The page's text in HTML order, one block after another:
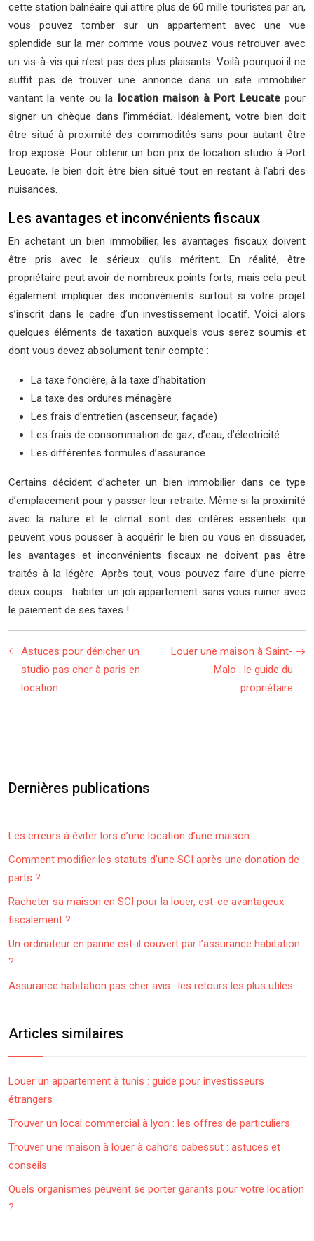
cette station balnéaire qui attire plus de 60 mille touristes par an,
vous pouvez tomber sur un appartement avec une vue
splendide sur la mer comme vous pouvez vous retrouver avec
un vis-à-vis qui n’est pas des plus plaisants. Voilà pourquoi il ne
suffit pas de trouver une annonce dans un site immobilier
vantant la vente ou la location maison à Port Leucatepour
signer un chèque dans l’immédiat. Idéalement, votre bien doit
être situé à proximité des commodités sans pour autant être
trop exposé. Pour obtenir un bon prix de location studio à Port
Leucate, le bien doit être bien situé tout en restant à l’abri des
nuisances.
Les avantages et inconvénients fiscaux
En achetant un bien immobilier, les avantages fiscaux doivent
être pris avec le sérieux qu’ils méritent. En réalité, être
propriétaire peut avoir de nombreux points forts, mais cela peut
également impliquer des inconvénients surtout si votre projet
s’inscrit dans le cadre d’un investissement locatif. Voici alors
quelques éléments de taxation auxquels vous serez soumis et
dont vous devez absolument tenir compte :
La taxe foncière, à la taxe d’habitation
La taxe des ordures ménagère
Les frais d’entretien (ascenseur, façade)
Les frais de consommation de gaz, d’eau, d’électricité
Les différentes formules d’assurance
Certains décident d’acheter un bien immobilier dans ce type
d’emplacement pour y passer leur retraite. Même si la proximité
avec la nature et le climat sont des critères essentiels qui
peuvent vous pousser à acquérir le bien ou vous en dissuader,
les avantages et inconvénients fiscaux ne doivent pas être
traités à la légère. Après tout, vous pouvez faire d’une pierre
deux coups : habiter un joli appartement sans vous ruiner avec
le paiement de ses taxes !
Astuces pour dénicher un
studio pas cher à paris en
location
Louer une maison à Saint-
Malo : le guide du
propriétaire
Dernières publications
Les erreurs à éviter lors d’une location d’une maison
Comment modifier les statuts d’une SCI après une donation de
parts ?
Racheter sa maison en SCI pour la louer, est-ce avantageux
fiscalement ?
Un ordinateur en panne est-il couvert par l’assurance habitation
?
Assurance habitation pas cher avis : les retours les plus utiles
Articles similaires
Louer un appartement à tunis : guide pour investisseurs
étrangers
Trouver un local commercial à lyon : les offres de particuliers
Trouver une maison à louer à cahors cabessut : astuces et
conseils
Quels organismes peuvent se porter garants pour votre location
?